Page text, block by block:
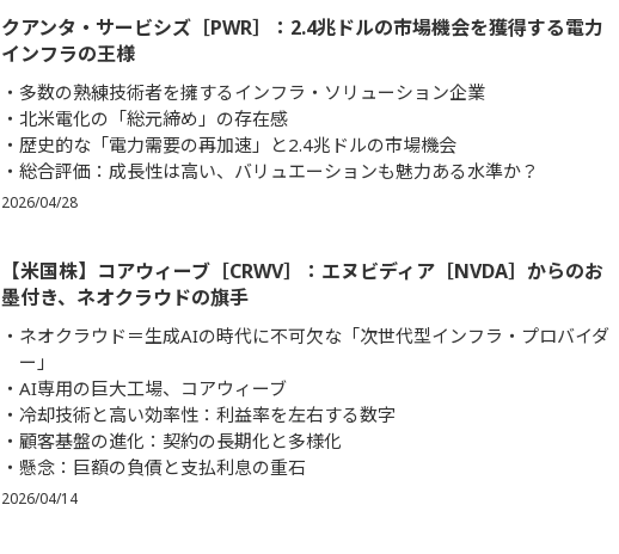
クアンタ・サービシズ［PWR］：2.4兆ドルの市場機会を獲得する電力
インフラの王様
多数の熟練技術者を擁するインフラ・ソリューション企業
北米電化の「総元締め」の存在感
歴史的な「電力需要の再加速」と2.4兆ドルの市場機会
総合評価：成長性は高い、バリュエーションも魅力ある水準か？
2026/04/28
【米国株】コアウィーブ［CRWV］：エヌビディア［NVDA］からのお
墨付き、ネオクラウドの旗手
ネオクラウド＝生成AIの時代に不可欠な「次世代型インフラ・プロバイダ
ー」
AI専用の巨大工場、コアウィーブ
冷却技術と高い効率性：利益率を左右する数字
顧客基盤の進化：契約の長期化と多様化
懸念：巨額の負債と支払利息の重石
2026/04/14